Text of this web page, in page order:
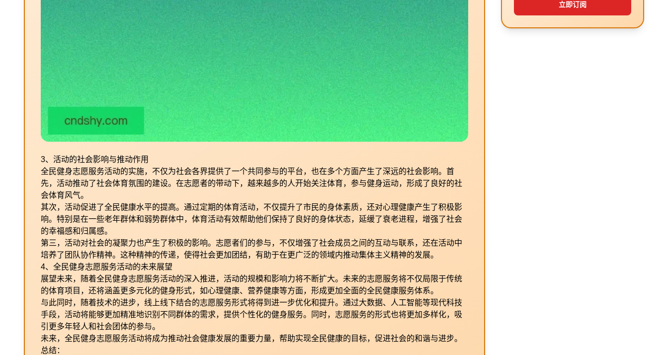
3、活动的社会影响与推动作用
全民健身志愿服务活动的实施，不仅为社会各界提供了一个共同参与的平台，也在多个方面产生了深远的社会影响。首
先，活动推动了社会体育氛围的建设。在志愿者的带动下，越来越多的人开始关注体育，参与健身运动，形成了良好的社
会体育风气。
其次，活动促进了全民健康水平的提高。通过定期的体育活动，不仅提升了市民的身体素质，还对心理健康产生了积极影
响。特别是在一些老年群体和弱势群体中，体育活动有效帮助他们保持了良好的身体状态，延缓了衰老进程，增强了社会
的幸福感和归属感。
第三，活动对社会的凝聚力也产生了积极的影响。志愿者们的参与，不仅增强了社会成员之间的互动与联系，还在活动中
培养了团队协作精神。这种精神的传递，使得社会更加团结，有助于在更广泛的领域内推动集体主义精神的发展。
4、全民健身志愿服务活动的未来展望
展望未来，随着全民健身志愿服务活动的深入推进，活动的规模和影响力将不断扩大。未来的志愿服务将不仅局限于传统
的体育项目，还将涵盖更多元化的健身形式，如心理健康、营养健康等方面，形成更加全面的全民健康服务体系。
与此同时，随着技术的进步，线上线下结合的志愿服务形式将得到进一步优化和提升。通过大数据、人工智能等现代科技
手段，活动将能够更加精准地识别不同群体的需求，提供个性化的健身服务。同时，志愿服务的形式也将更加多样化，吸
引更多年轻人和社会团体的参与。
未来，全民健身志愿服务活动将成为推动社会健康发展的重要力量，帮助实现全民健康的目标，促进社会的和谐与进步。
总结：
立即订阅